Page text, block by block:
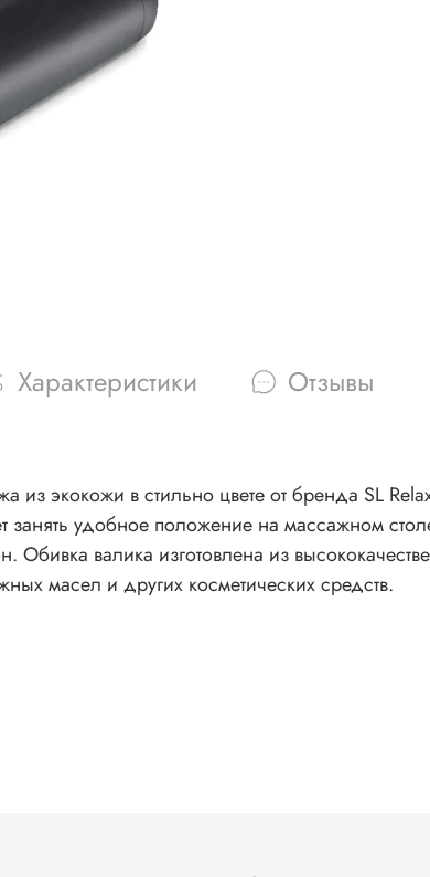
Характеристики Отзывы
из экокожи в стильно цвете от бренда SL
занять удобное положение на массажном
Обивка валика изготовлена из
масел и других косметических средств.